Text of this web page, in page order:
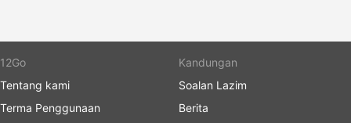
12Go
Tentang kami
Terma Penggunaan
Kandungan
Soalan Lazim
Berita